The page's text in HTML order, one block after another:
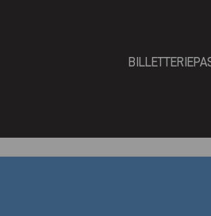
BILLETTERIE